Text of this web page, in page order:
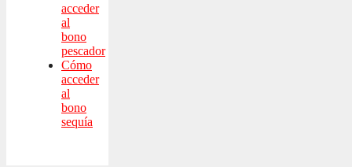
acceder
al
bono
pescador
Cómo
acceder
al
bono
sequía